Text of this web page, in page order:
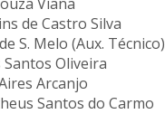
de Castro Silva
S. Melo (Aux. Técnico)
Oliveira
Arcanjo
Santos do Carmo